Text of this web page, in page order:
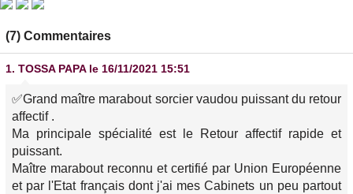
(7) Commentaires
1. TOSSA PAPA le 16/11/2021 15:51
✅Grand maître marabout sorcier vaudou puissant du retour
affectif .
Ma principale spécialité est le Retour affectif rapide et
puissant.
Maître marabout reconnu et certifié par Union Européenne
et par l'Etat français dont j'ai mes Cabinets un peu partout